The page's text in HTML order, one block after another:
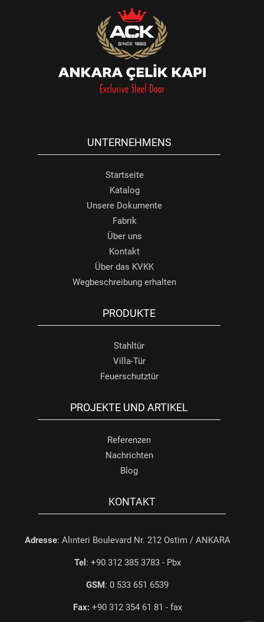
UNTERNEHMENS
Startseite
Katalog
Unsere Dokumente
Fabrik
Über uns
Kontakt
Über das KVKK
Wegbeschreibung erhalten
PRODUKTE
Stahltür
Villa-Tür
Feuerschutztür
PROJEKTE UND ARTIKEL
Referenzen
Nachrichten
Blog
KONTAKT
Adresse: Alınteri Boulevard Nr. 212 Ostim / ANKARA
Tel : +90 312 385 3783 - Pbx
GSM: 0 533 651 6539
Fax:+90 312 354 61 81 - fax